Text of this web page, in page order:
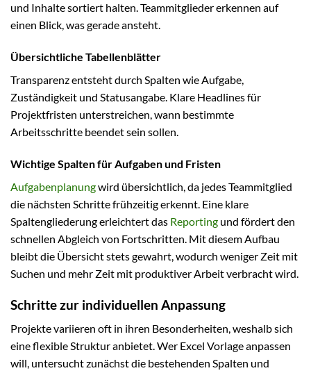
und Inhalte sortiert halten. Teammitglieder erkennen auf
einen Blick, was gerade ansteht.
Übersichtliche Tabellenblätter
Transparenz entsteht durch Spalten wie Aufgabe,
Zuständigkeit und Statusangabe. Klare Headlines für
Projektfristen unterstreichen, wann bestimmte
Arbeitsschritte beendet sein sollen.
Wichtige Spalten für Aufgaben und Fristen
Aufgabenplanungwird übersichtlich, da jedes Teammitglied
die nächsten Schritte frühzeitig erkennt. Eine klare
Spaltengliederung erleichtert das Reporting und fördert den
schnellen Abgleich von Fortschritten. Mit diesem Aufbau
bleibt die Übersicht stets gewahrt, wodurch weniger Zeit mit
Suchen und mehr Zeit mit produktiver Arbeit verbracht wird.
Schritte zur individuellen Anpassung
Projekte variieren oft in ihren Besonderheiten, weshalb sich
eine flexible Struktur anbietet. Wer Excel Vorlage anpassen
will, untersucht zunächst die bestehenden Spalten und